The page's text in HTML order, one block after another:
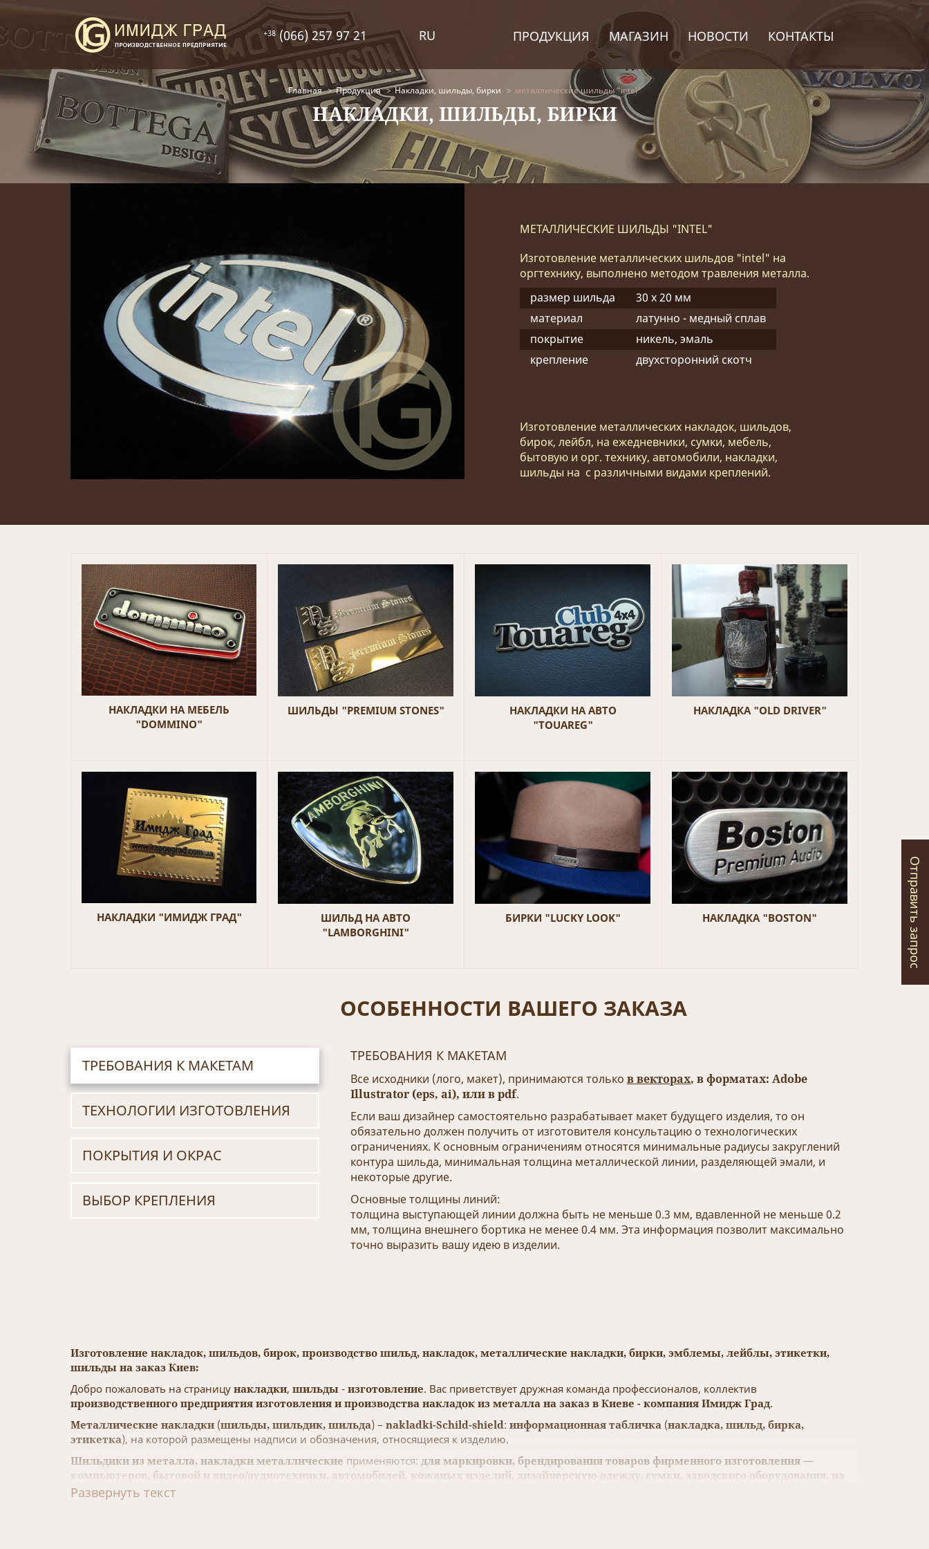
+38(066) 257 97 21 RU ПРОДУКЦИЯ МАГАЗИН НОВОСТИ КОНТАКТЫ
Отправить запрос
Главная Продукция Накладки, шильды, бирки металлические шильды "intel"
НАКЛАДКИ, ШИЛЬДЫ, БИРКИ
МЕТАЛЛИЧЕСКИЕ ШИЛЬДЫ "INTEL"
Изготовление металлических шильдов "intel" на
оргтехнику, выполнено методом травления металла.
размер шильда
30 х 20 мм
материал
латунно - медный сплав
покрытие
никель, эмаль
крепление
двухсторонний скотч
Изготовление металлических накладок, шильдов,
бирок, лейбл, на ежедневники, сумки, мебель,
бытовую и орг. технику, автомобили, накладки,
шильды на с различными видами креплений.
НАКЛАДКИ НА МЕБЕЛЬ
"DOMMINO"
ШИЛЬДЫ "PREMIUM STONES"
НАКЛАДКИ НА АВТО
"TOUAREG"
НАКЛАДКА "OLD DRIVER"
НАКЛАДКИ "ИМИДЖ ГРАД"
ШИЛЬД НА АВТО
"LAMBORGHINI"
БИРКИ "LUCKY LOOK" НАКЛАДКА "BOSTON"
ОСОБЕННОСТИ ВАШЕГО ЗАКАЗА
ТРЕБОВАНИЯ К МАКЕТАМ
ТЕХНОЛОГИИ ИЗГОТОВЛЕНИЯ
ПОКРЫТИЯ И ОКРАС
ВЫБОР КРЕПЛЕНИЯ
ТРЕБОВАНИЯ К МАКЕТАМ
Все исходники (лого, макет), принимаются только в векторах, в форматах: Adobe
Illustrator (eps, ai), или в pdf.
Если ваш дизайнер самостоятельно разрабатывает макет будущего изделия, то он
обязательно должен получить от изготовителя консультацию о технологических
ограничениях. К основным ограничениям относятся минимальные радиусы закруглений
контура шильда, минимальная толщина металлической линии, разделяющей эмали, и
некоторые другие.
Основные толщины линий:
толщина выступающей линии должна быть не меньше 0.3 мм, вдавленной не меньше 0.2
мм, толщина внешнего бортика не менее 0.4 мм. Эта информация позволит максимально
точно выразить вашу идею в изделии.
Изготовление накладок, шильдов, бирок, производство шильд, накладок, металлические накладки, бирки, эмблемы, лейблы, этикетки,
шильды на заказ Киев:
Добро пожаловать на страницу накладки, шильды - изготовление. Вас приветствует дружная команда профессионалов, коллектив
производственного предприятия изготовления и производства накладок из металла на заказ в Киеве - компания Имидж Град.
Металлические накладки (шильды, шильдик, шильда) – nakladki-Schild-shield: информационная табличка (накладка, шильд, бирка,
этикетка), на которой размещены надписи и обозначения, относящиеся к изделию.
Шильдики из металла, накладки металлические применяются: для маркировки, брендирования товаров фирменного изготовления —
компьютеров, бытовой и видео/аудиотехники, автомобилей, кожаных изделий, дизайнерскую одежду, сумки, заводского оборудования, на
бутылки, предметов интерьера, мебели, сувенирной продукции
С помощью
Развернуть текст